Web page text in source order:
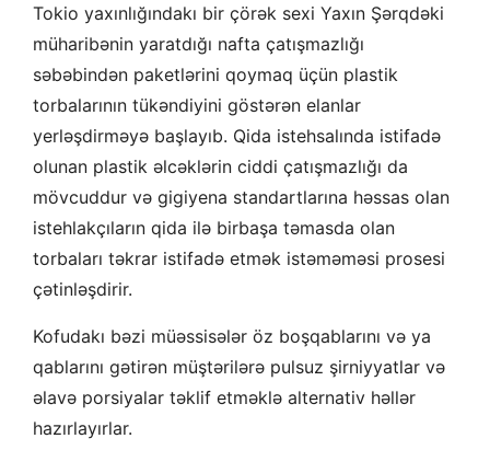
Tokio yaxınlığındakı bir çörək sexi Yaxın Şərqdəki
müharibənin yaratdığı nafta çatışmazlığı
səbəbindən paketlərini qoymaq üçün plastik
torbalarının tükəndiyini göstərən elanlar
yerləşdirməyə başlayıb. Qida istehsalında istifadə
olunan plastik əlcəklərin ciddi çatışmazlığı da
mövcuddur və gigiyena standartlarına həssas olan
istehlakçıların qida ilə birbaşa təmasda olan
torbaları təkrar istifadə etmək istəməməsi prosesi
çətinləşdirir.
Kofudakı bəzi müəssisələr öz boşqablarını və ya
qablarını gətirən müştərilərə pulsuz şirniyyatlar və
əlavə porsiyalar təklif etməklə alternativ həllər
hazırlayırlar.